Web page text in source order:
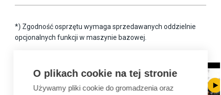
*) Zgodność osprzętu wymaga sprzedawanych oddzielnie
opcjonalnych funkcji w maszynie bazowej.
O plikach cookie na tej stronie
Używamy pliki cookie do gromadzenia oraz